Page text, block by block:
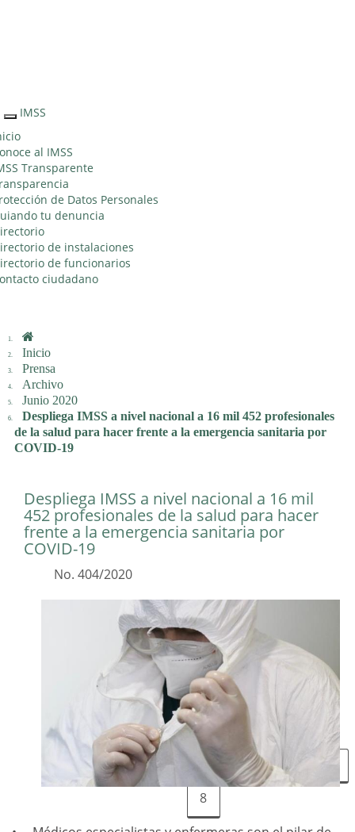
Interruptor
de
Navegación
IMSS
al IMSS
Transparente
de Datos Personales
tu denuncia
de instalaciones
de funcionarios
ciudadano
Inicio
Prensa
Archivo
Junio 2020
Despliega IMSS a nivel nacional a 16 mil 452 profesionales
de la salud para hacer frente a la emergencia sanitaria por
COVID-19
Despliega IMSS a nivel nacional a 16 mil
452 profesionales de la salud para hacer
frente a la emergencia sanitaria por
COVID-19
No. 404/2020
1 2 3 4 5 6
7
8